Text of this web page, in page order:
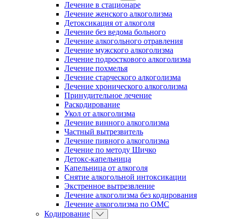
Лечение в стационаре
Лечение женского алкоголизма
Детоксикация от алкоголя
Лечение без ведома больного
Лечение алкогольного отравления
Лечение мужского алкоголизма
Лечение подросткового алкоголизма
Лечение похмелья
Лечение старческого алкоголизма
Лечение хронического алкоголизма
Принудительное лечение
Раскодирование
Укол от алкоголизма
Лечение винного алкоголизма
Частный вытрезвитель
Лечение пивного алкоголизма
Лечение по методу Шичко
Детокс-капельница
Капельница от алкоголя
Снятие алкогольной интоксикации
Экстренное вытрезвление
Лечение алкоголизма без кодирования
Лечение алкоголизма по ОМС
Кодирование